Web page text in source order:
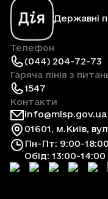
Державні
Телефон
(044) 204-72-73
Гаряча лінія з
1547
Контакти
info@mlsp.gov.ua
01601, м.Київ,
Пн-Пт: 9:00-18:00
Обід: 13:00-14:00